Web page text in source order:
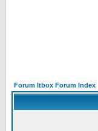
Forum Itbox Forum Index